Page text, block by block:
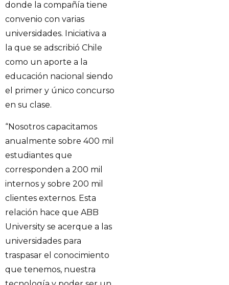
donde la compañía tiene
convenio con varias
universidades. Iniciativa a
la que se adscribió Chile
como un aporte a la
educación nacional siendo
el primer y único concurso
en su clase.
“Nosotros capacitamos
anualmente sobre 400 mil
estudiantes que
corresponden a 200 mil
internos y sobre 200 mil
clientes externos. Esta
relación hace que ABB
University se acerque a las
universidades para
traspasar el conocimiento
que tenemos, nuestra